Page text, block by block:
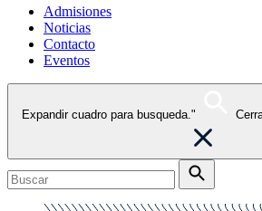
Admisiones
Noticias
Contacto
Eventos
Expandir cuadro para busqueda."